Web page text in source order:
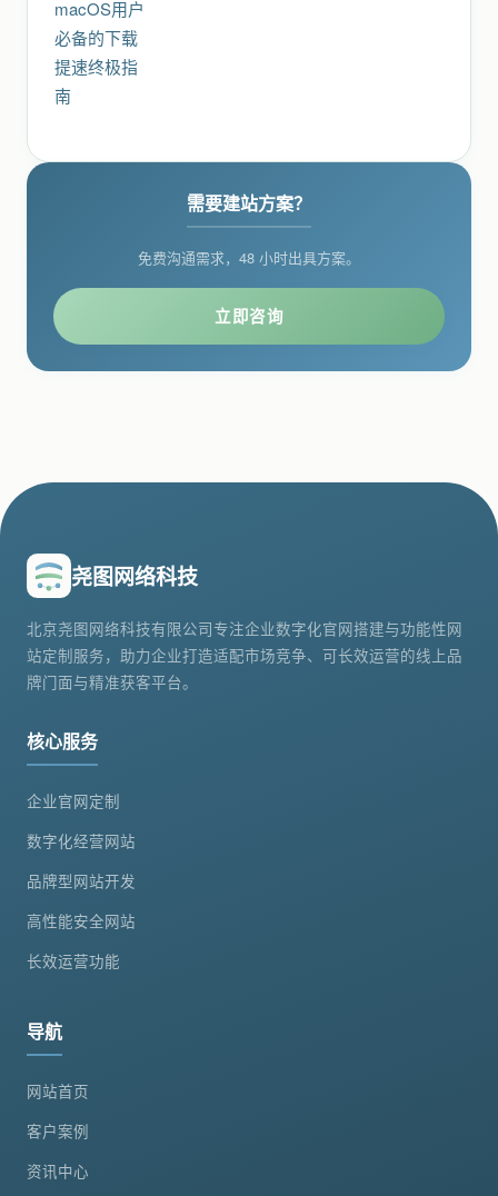
需要建站方案？
免费沟通需求，48 小时出具方案。
立即咨询
尧图网络科技
北京尧图网络科技有限公司专注企业数字化官网搭建与功能性网
站定制服务，助力企业打造适配市场竞争、可长效运营的线上品
牌门面与精准获客平台。
核心服务
企业官网定制
数字化经营网站
品牌型网站开发
高性能安全网站
长效运营功能
导航
网站首页
客户案例
资讯中心